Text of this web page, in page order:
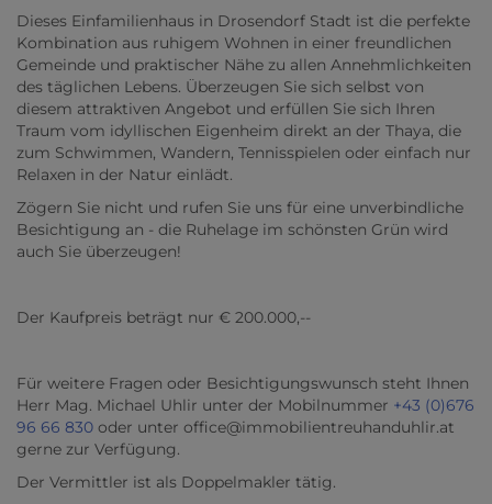
Dieses Einfamilienhaus in Drosendorf Stadt ist die perfekte
Kombination aus ruhigem Wohnen in einer freundlichen
Gemeinde und praktischer Nähe zu allen Annehmlichkeiten
des täglichen Lebens. Überzeugen Sie sich selbst von
diesem attraktiven Angebot und erfüllen Sie sich Ihren
Traum vom idyllischen Eigenheim direkt an der Thaya, die
zum Schwimmen, Wandern, Tennisspielen oder einfach nur
Relaxen in der Natur einlädt.
Zögern Sie nicht und rufen Sie uns für eine unverbindliche
Besichtigung an - die Ruhelage im schönsten Grün wird
auch Sie überzeugen!
Der Kaufpreis beträgt nur € 200.000,--
Für weitere Fragen oder Besichtigungswunsch steht Ihnen
Herr Mag. Michael Uhlir unter der Mobilnummer +43 (0)676
96 66 830 oder unter office@immobilientreuhanduhlir.at
gerne zur Verfügung.
Der Vermittler ist als Doppelmakler tätig.